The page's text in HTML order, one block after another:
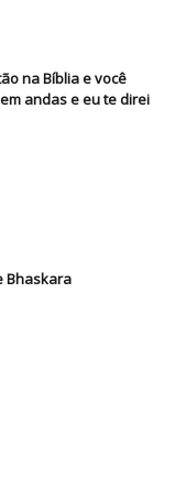
na Bíblia e você
andas e eu te direi
Bhaskara